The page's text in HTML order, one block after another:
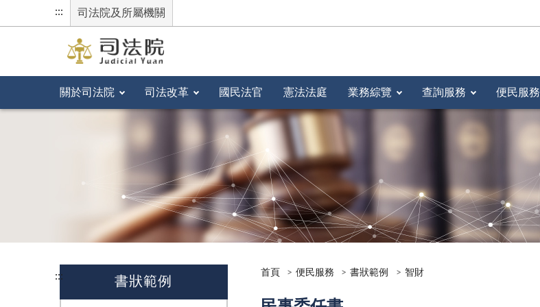
::: 司法院及所屬機關
關於司法院 司法改革 國民法官 憲法法庭 業務綜覽 查詢服務 便民服務
::: 書狀範例
首頁 便民服務 書狀範例 智財